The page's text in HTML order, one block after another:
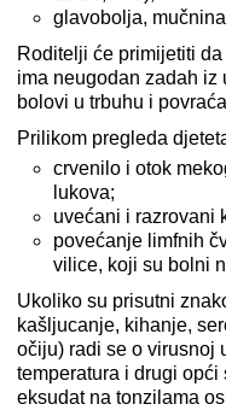
glavobolja,
Roditelji će primijetiti
ima neugodan zadah iz
bolovi u trbuhu i
Prilikom pregleda
crvenilo i otok
lukova;
uvećani i razrovani
povećanje limfnih
vilice, koji su bolni
Ukoliko su prisutni
kašljucanje, kihanje,
očiju) radi se o virusnoj
temperatura i drugi
eksudat na tonzilama